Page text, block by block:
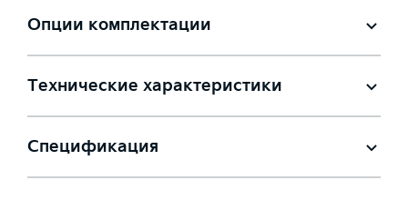
Опции комплектации
Технические характеристики
Спецификация